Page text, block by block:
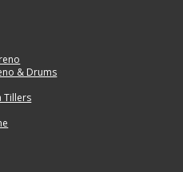
& Drums
Tillers